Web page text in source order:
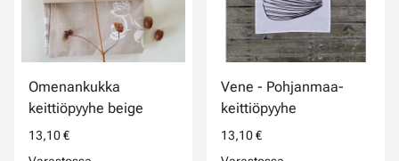
Omenankukka
keittiöpyyhe beige
13,10 €
Vene - Pohjanmaa-
keittiöpyyhe
13,10 €